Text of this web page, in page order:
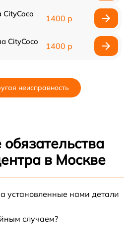
CityCoco
1400 р
CityCoco
1400 р
неисправность
в Москве
установленные нами детали
случаем?